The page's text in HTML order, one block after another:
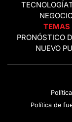
TECNOLOGÍA
TEMAS
PRONÓSTICO
NUEVO
Política de